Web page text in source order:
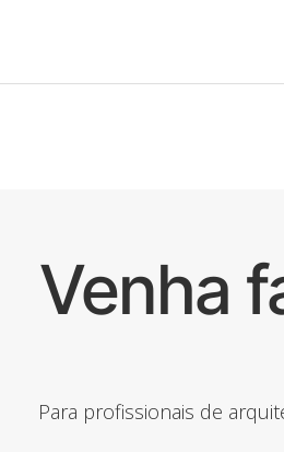
Venha
Para profissionais de